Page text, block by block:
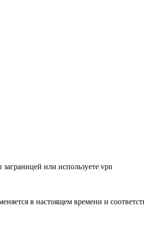
или используете vpn
в настоящем времени и